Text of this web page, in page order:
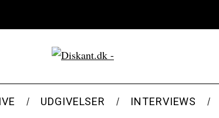
UDGIVELSER INTERVIEWS